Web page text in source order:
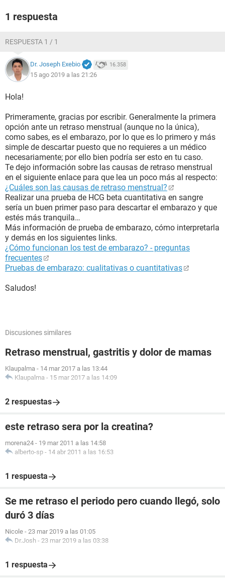
1 respuesta
RESPUESTA 1 / 1
Dr. Joseph Exebio 16.358
15 ago 2019 a las 21:26
Hola!
Primeramente, gracias por escribir. Generalmente la primera
opción ante un retraso menstrual (aunque no la única),
como sabes, es el embarazo, por lo que es lo primero y más
simple de descartar puesto que no requieres a un médico
necesariamente; por ello bien podría ser esto en tu caso.
Te dejo información sobre las causas de retraso menstrual
en el siguiente enlace para que lea un poco más al respecto:
¿Cuáles son las causas de retraso menstrual?
Realizar una prueba de HCG beta cuantitativa en sangre
sería un buen primer paso para descartar el embarazo y que
estés más tranquila…
Más información de prueba de embarazo, cómo interpretarla
y demás en los siguientes links.
¿Cómo funcionan los test de embarazo? - preguntas
frecuentes
Pruebas de embarazo: cualitativas o cuantitativas
Saludos!
Discusiones similares
Retraso menstrual, gastritis y dolor de mamas
Klaupalma - 14 mar 2017 a las 13:44
Klaupalma - 15 mar 2017 a las 14:09
2 respuestas
este retraso sera por la creatina?
morena24 - 19 mar 2011 a las 14:58
alberto-sp - 14 abr 2011 a las 16:53
1 respuesta
Se me retraso el periodo pero cuando llegó, solo
duró 3 días
Nicole - 23 mar 2019 a las 01:05
Dr.Josh - 23 mar 2019 a las 03:38
1 respuesta